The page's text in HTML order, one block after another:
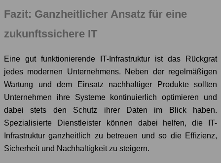
Fazit: Ganzheitlicher Ansatz für eine
zukunftssichere IT
Eine gut funktionierende IT-Infrastruktur ist das Rückgrat
jedes modernen Unternehmens. Neben der regelmäßigen
Wartung und dem Einsatz nachhaltiger Produkte sollten
Unternehmen ihre Systeme kontinuierlich optimieren und
dabei stets den Schutz ihrer Daten im Blick haben.
Spezialisierte Dienstleister können dabei helfen, die IT-
Infrastruktur ganzheitlich zu betreuen und so die Effizienz,
Sicherheit und Nachhaltigkeit zu steigern.